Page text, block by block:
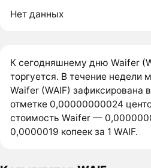
Нет данных
К сегодняшнему дню Waifer
торгуется. В течение недели
Waifer (WAIF) зафиксирована
отметке 0,00000000024
стоимость Waifer —
0,0000019 копеек за 1 WAIF.